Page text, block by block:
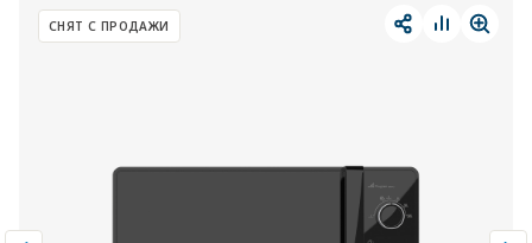
Малая бытовая техника
СНЯТ С ПРОДАЖИ